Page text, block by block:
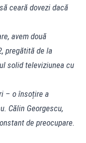
ceară dovezi dacă
avem două
pregătită de la
solid televiziunea cu
– o însoțire a
Călin Georgescu,
de preocupare.